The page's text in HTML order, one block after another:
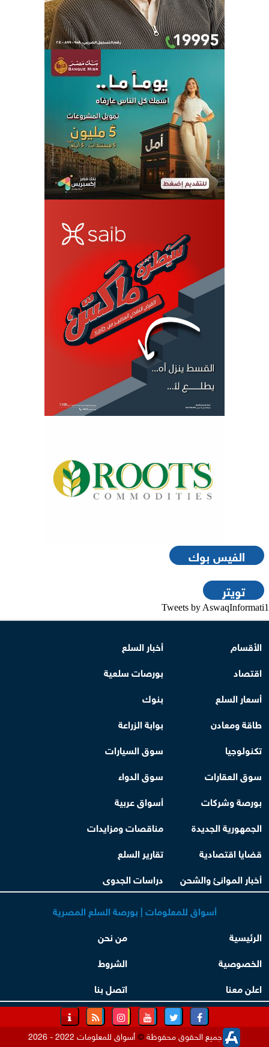
الفيس بوك
تويتر
Tweets by AswaqInformati1
الأقسام
أخبار السلع
اقتصاد
بورصات سلعية
أسعار السلع
بنوك
طاقة ومعادن
بوابة الزراعة
تكنولوجيا
سوق السيارات
سوق العقارات
سوق الدواء
بورصة وشركات
أسواق عربية
الجمهورية الجديدة
مناقصات ومزايدات
قضايا اقتصادية
تقارير السلع
أخبار الموانئ والشحن
دراسات الجدوى
أسواق للمعلومات | بورصة السلع المصرية
الرئيسية
من نحن
الخصوصية
الشروط
اعلن معنا
اتصل بنا
جميع الحقوق محفوظة©أسواق للمعلومات 2022 - 2026